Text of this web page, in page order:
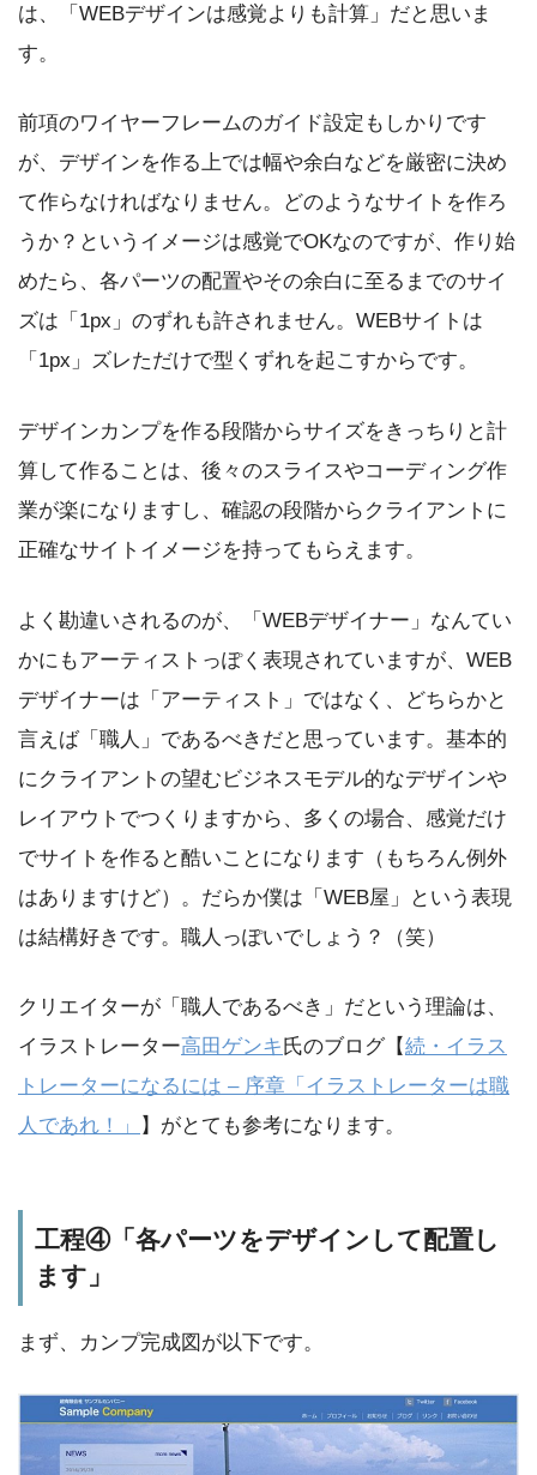
は、「WEBデザインは感覚よりも計算」だと思いま
す。
前項のワイヤーフレームのガイド設定もしかりです
が、デザインを作る上では幅や余白などを厳密に決め
て作らなければなりません。どのようなサイトを作ろ
うか？というイメージは感覚でOKなのですが、作り始
めたら、各パーツの配置やその余白に至るまでのサイ
ズは「1px」のずれも許されません。WEBサイトは
「1px」ズレただけで型くずれを起こすからです。
デザインカンプを作る段階からサイズをきっちりと計
算して作ることは、後々のスライスやコーディング作
業が楽になりますし、確認の段階からクライアントに
正確なサイトイメージを持ってもらえます。
よく勘違いされるのが、「WEBデザイナー」なんてい
かにもアーティストっぽく表現されていますが、WEB
デザイナーは「アーティスト」ではなく、どちらかと
言えば「職人」であるべきだと思っています。基本的
にクライアントの望むビジネスモデル的なデザインや
レイアウトでつくりますから、多くの場合、感覚だけ
でサイトを作ると酷いことになります（もちろん例外
はありますけど）。だらか僕は「WEB屋」という表現
は結構好きです。職人っぽいでしょう？（笑）
クリエイターが「職人であるべき」だという理論は、
イラストレーター高田ゲンキ 氏のブログ【続・イラス
トレーターになるには – 序章「イラストレーターは職
人であれ！」
】がとても参考になります。
工程④「各パーツをデザインして配置し
ます」
まず、カンプ完成図が以下です。